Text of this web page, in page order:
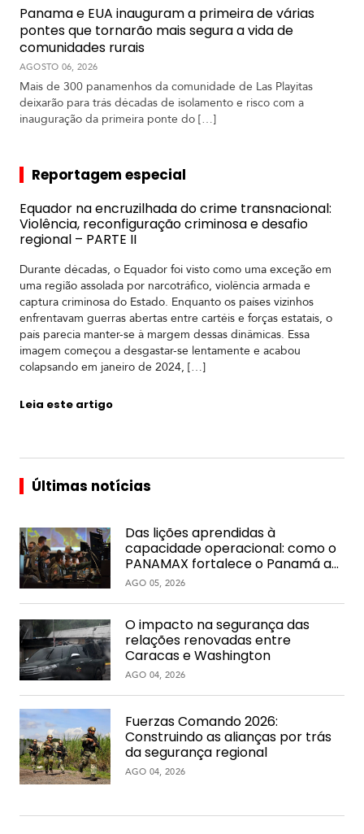
Panama e EUA inauguram a primeira de várias
pontes que tornarão mais segura a vida de
comunidades rurais
AGOSTO 06, 2026
Mais de 300 panamenhos da comunidade de Las Playitas
deixarão para trás décadas de isolamento e risco com a
inauguração da primeira ponte do […]
Reportagem especial
Equador na encruzilhada do crime transnacional:
Violência, reconfiguração criminosa e desafio
regional – PARTE II
Durante décadas, o Equador foi visto como uma exceção em
uma região assolada por narcotráfico, violência armada e
captura criminosa do Estado. Enquanto os países vizinhos
enfrentavam guerras abertas entre cartéis e forças estatais, o
país parecia manter-se à margem dessas dinâmicas. Essa
imagem começou a desgastar-se lentamente e acabou
colapsando em janeiro de 2024, […]
Leia este artigo
Últimas notícias
Das lições aprendidas à
capacidade operacional: como o
PANAMAX fortalece o Panamá ao
longo do tempo
AGO 05, 2026
O impacto na segurança das
relações renovadas entre
Caracas e Washington
AGO 04, 2026
Fuerzas Comando 2026:
Construindo as alianças por trás
da segurança regional
AGO 04, 2026